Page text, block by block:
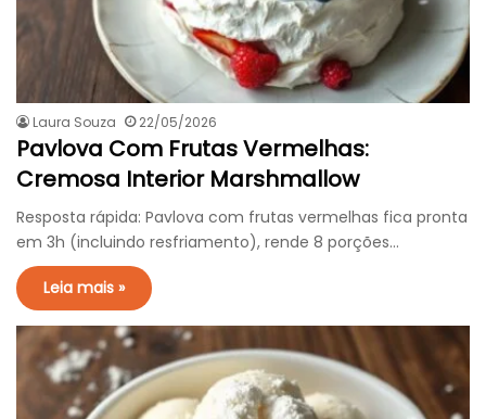
Laura Souza 22/05/2026
Pavlova Com Frutas Vermelhas:
Cremosa Interior Marshmallow
Resposta rápida: Pavlova com frutas vermelhas fica pronta
em 3h (incluindo resfriamento), rende 8 porções…
Leia mais »